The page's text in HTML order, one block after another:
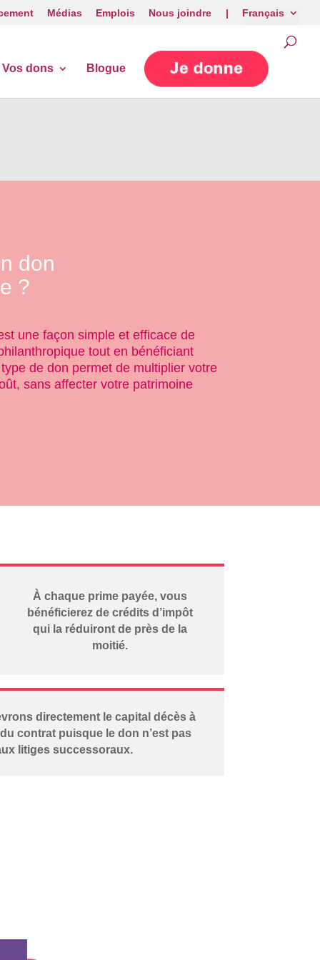
Médias Emplois Nous joindre | Français
Vos dons Blogue
don
?
une façon simple et efficace de
tout en bénéficiant
de don permet de multiplier votre
sans affecter votre patrimoine
À chaque prime payée, vous
bénéficierez de crédits d’impôt
qui la réduiront de près de la
moitié.
directement le capital décès à
contrat puisque le don n’est pas
litiges successoraux.